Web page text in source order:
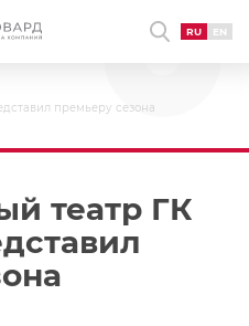
RU EN
премьеру сезона
театр ГК